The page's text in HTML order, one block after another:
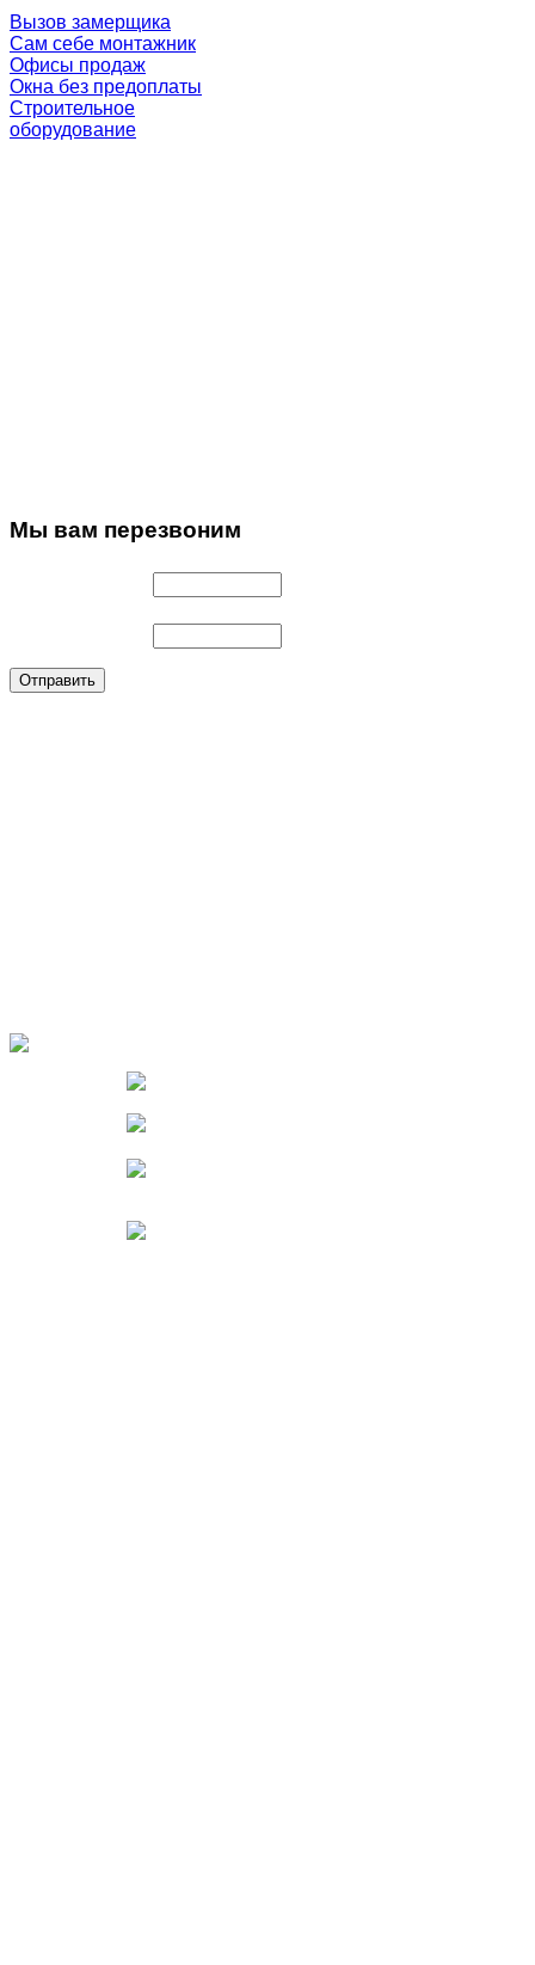
Вызов замерщика
Сам себе монтажник
Офисы продаж
Окна без предоплаты
Строительное
оборудование
Мы вам перезвоним